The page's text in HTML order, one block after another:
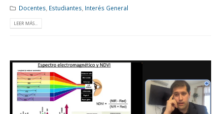
Docentes Estudiantes Interés General
LEER MÁS...